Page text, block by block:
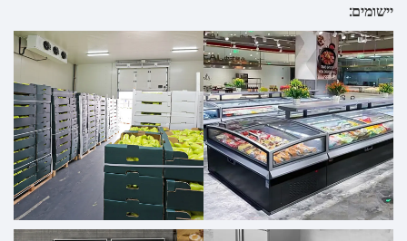
יישומים: